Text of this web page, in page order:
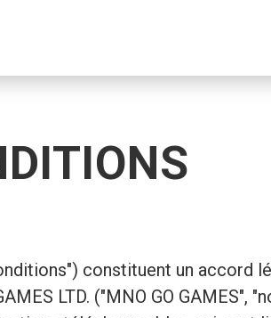
constituent un accord
LTD. ("MNO GO